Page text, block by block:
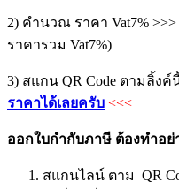
2) คำนวณ ราคา Vat7% >>>
ราคารวม Vat7%)
3) สแกน QR Code ตามลิ้งค์
ราคาได้เลยครับ <<<
ออกใบกำกับภาษี ต้องทำอย่
สแกนไลน์ ตาม QR